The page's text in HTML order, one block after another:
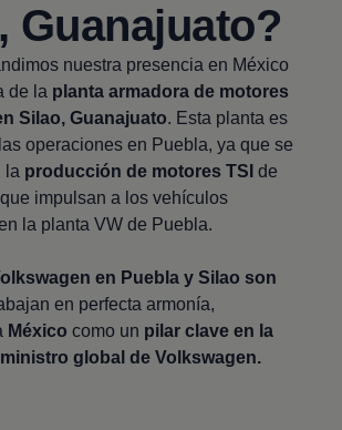
Guanajuato?
nuestra presencia en México
de la planta armadora de motores
Silao, Guanajuato. Esta planta es
operaciones en Puebla, ya que se
la producción de motores TSI de
impulsan a los vehículos
la planta VW de Puebla.
en Puebla y Silao son
en perfecta armonía,
México como un pilar clave en la
global de Volkswagen.